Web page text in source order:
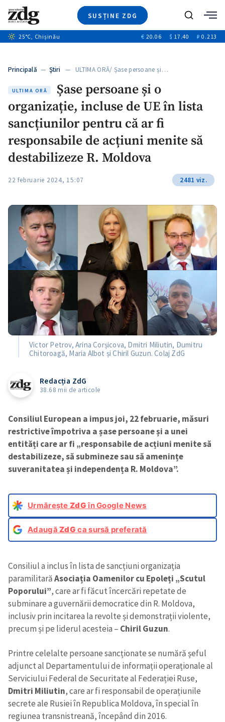
SUSȚINE ZDG
Ştiri
+6
Special
Blog
Caută
25°C, Chișinău € 20.06 $ 17.40 ₽ 0.213
Principală — Ştiri — ULTIMA ORĂ/ Șase persoane și…
ULTIMA ORĂ
Șase persoane și o
organizație, incluse de UE în lista
sancțiunilor pentru că ar fi
responsabile de acțiuni menite să
destabilizeze R. Moldova
22 februarie 2024, 15:07 2481 viz.
Victor Petrov, Arina Corșicova, Dmitri Miliutin, Dumitru
Chitoroagă, Maria Albot și Chiril Guzun. Colaj ZdG
Redacția ZdG
38.68 mii de articole
Consiliul European a impus joi, 22 februarie, măsuri
restrictive împotriva a șase persoane și a unei
entități care ar fi „responsabile de acțiuni menite să
destabilizeze, să submineze sau să amenințe
suveranitatea și independența R. Moldova”.
Urmărește ZdGîn Google News
AdaugăZdG ca sursă preferată
Consiliul a inclus în lista de sancțiuni organizația
paramilitarăAsociația Oamenilor cu Epoleți „Scutul
Poporului”, care ar fi făcut încercări repetate de
subminare a guvernării democratice din R. Moldova,
inclusiv prin incitarea la revolte și demonstrații violente,
precum și pe liderul acesteia – Chiril Guzun.
Printre celelalte persoane sancționate se numără șeful
adjunct al Departamentului de informații operaționale al
Serviciului Federal de Securitate al Federației Ruse,
Dmitri Miliutin, care ar fi responsabil de operațiunile
secrete ale Rusiei în Republica Moldova, în special în
regiunea transnistreană, începând din 2016.